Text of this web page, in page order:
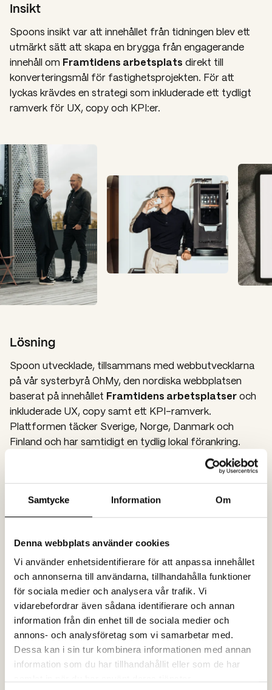
Samtycke Information Om
Denna webbplats använder cookies
Vi använder enhetsidentifierare för att anpassa innehållet
och annonserna till användarna, tillhandahålla funktioner
för sociala medier och analysera vår trafik. Vi
vidarebefordrar även sådana identifierare och annan
information från din enhet till de sociala medier och
annons- och analysföretag som vi samarbetar med.
Dessa kan i sin tur kombinera informationen med annan
information som du har tillhandahållit eller som de har
Insikt
Spoons insikt var att innehållet från tidningen blev ett
utmärkt sätt att skapa en brygga från engagerande
innehåll om Framtidens arbetsplats direkt till
konverteringsmål för fastighetsprojekten. För att
lyckas krävdes en strategi som inkluderade ett tydligt
ramverk för UX, copy och KPI:er.
Lösning
Spoon utvecklade, tillsammans med webbutvecklarna
på vår systerbyrå OhMy, den nordiska webbplatsen
baserat på innehållet Framtidens arbetsplatseroch
inkluderade UX, copy samt ett KPI-ramverk.
Plattformen täcker Sverige, Norge, Danmark och
Finland och har samtidigt en tydlig lokal förankring.
Dessutom säkerställer Spoon löpande digital närvaro
genom contentplan, innehållsproduktion i form av
filmer och stories, SEO/SEM, nyhetsbrev och sociala
medier.
Resultat
Skanska Fastigheters digitala närvaro i form av
engagerande inspirationsinnehåll har blivit en förebild
inom hela Skanska. När nu Skanska har tagit steget till
en uppdaterad webb för hela koncernen är Skanska
CDNs angreppssätt något som kommer genomsyra
flera delar av bolaget.